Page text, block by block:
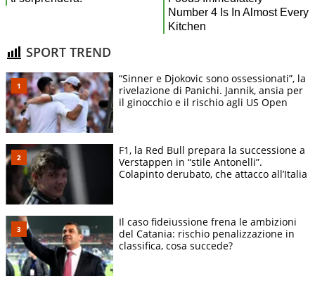
SPORT TREND
“Sinner e Djokovic sono ossessionati”, la
rivelazione di Panichi. Jannik, ansia per
il ginocchio e il rischio agli US Open
F1, la Red Bull prepara la successione a
Verstappen in “stile Antonelli”.
Colapinto derubato, che attacco all’Italia
Il caso fideiussione frena le ambizioni
del Catania: rischio penalizzazione in
classifica, cosa succede?